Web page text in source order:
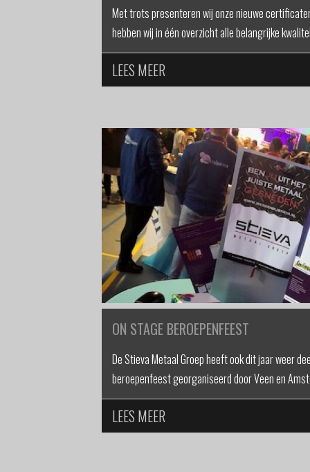
Met trots presenteren wij onze nieuwe
hebben wij in één overzicht alle belangrijke
LEES MEER
ON STAGE BEROEPENFEEST
De Stieva Metaal Groep heeft ook dit jaar weer
beroepenfeest georganiseerd door Veen en
LEES MEER